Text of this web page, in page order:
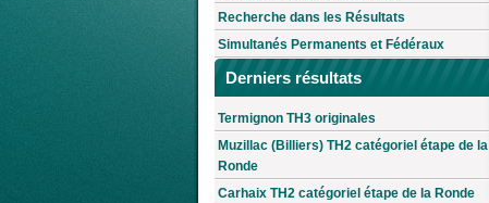
Recherche dans les Résultats
Simultanés Permanents et Fédéraux
Derniers résultats
Termignon TH3 originales
Muzillac (Billiers) TH2 catégoriel étape de la
Ronde
Carhaix TH2 catégoriel étape de la Ronde